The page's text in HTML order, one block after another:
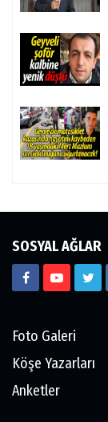
SOSYAL AĞLAR
Foto Galeri
Köşe Yazarları
Anketler